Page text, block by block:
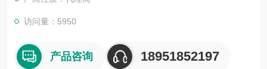
访问量：5950
产品咨询 18951852197